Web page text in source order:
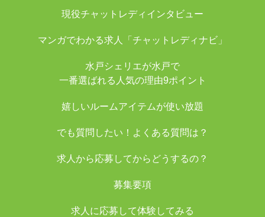
現役チャットレディインタビュー
マンガでわかる求人「チャットレディナビ」
水戸シェリエが水戸で
一番選ばれる人気の理由9ポイント
嬉しいルームアイテムが使い放題
でも質問したい！よくある質問は？
求人から応募してからどうするの？
募集要項
求人に応募して体験してみる